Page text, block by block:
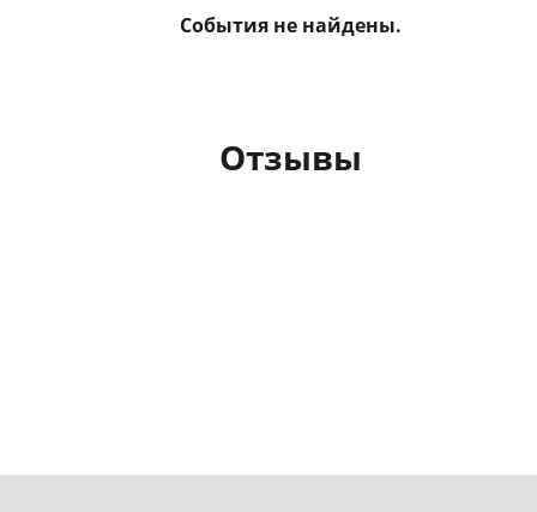
События не найдены.
Отзывы